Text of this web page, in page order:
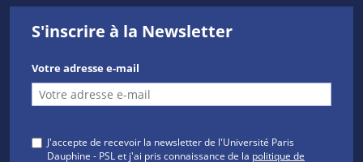
S'inscrire à la Newsletter
Votre adresse e-mail
J'accepte de recevoir la newsletter de l'Université Paris
Dauphine - PSL et j'ai pris connaissance de la politique de